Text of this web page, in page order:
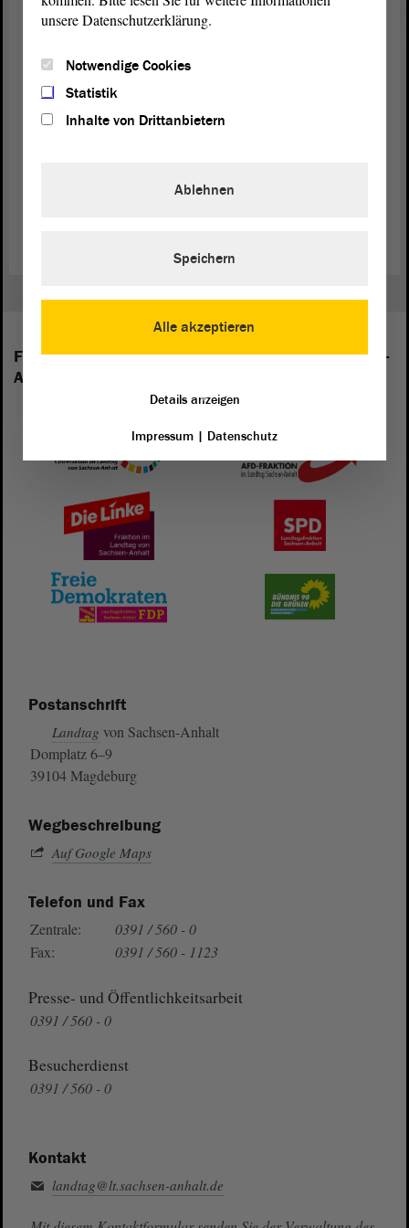
für Vitaldaten flächendeckend einzuführen. Geplant ist, dass alle
Rettungswagen und Rettungshubschrauber entsprechend ausgerüstet
Der Landkreis Wittenberg und der Burgenlandkreis erproben seit
Juli 2023 auf der Grundlage der Experimentierklausel für zwei
Jahre die Einführung des sogenannten Gemeindenotfallsanitäters.
aber ein Transport ins Krankenhaus nicht zwingend notwendig
erscheint. So kann Rettungsdiensten und Notärzten der Rücken für
Folgende Fraktionen sind im Landtag von Sachsen-
Anhalt vertreten:
Postanschrift
Landtag von Sachsen-Anhalt
Domplatz 6–9
39104 Magdeburg
Wegbeschreibung
Auf Google Maps
Telefon und Fax
Zentrale:
0391 / 560 - 0
Fax:
0391 / 560 - 1123
Presse- und Öffentlichkeitsarbeit
0391 / 560 - 0
Besucherdienst
0391 / 560 - 0
Kontakt
landtag@lt.sachsen-anhalt.de
unsere Datenschutzerklärung.
Notwendige Cookies
Statistik
Inhalte von Drittanbietern
Alle akzeptieren
Ablehnen
Speichern
Details anzeigen
Impressum| Datenschutz